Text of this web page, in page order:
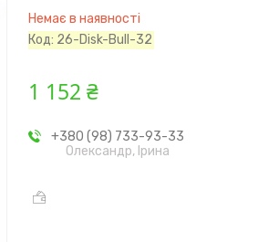
Немає в наявності
Код: 26-Disk-Bull-32
1 152 ₴
+380 (98) 733-93-33
Олександр, Ірина